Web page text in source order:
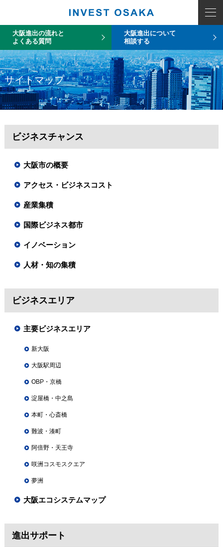
大阪進出の流れと
よくある質問
大阪進出について
相談する
サイトマップ
ビジネスチャンス
大阪市の概要
アクセス・ビジネスコスト
産業集積
国際ビジネス都市
イノベーション
人材・知の集積
ビジネスエリア
主要ビジネスエリア
新大阪
大阪駅周辺
OBP・京橋
淀屋橋・中之島
本町・心斎橋
難波・湊町
阿倍野・天王寺
咲洲コスモスクエア
夢洲
大阪エコシステムマップ
進出サポート